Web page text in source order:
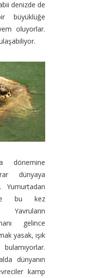
denizde de
büyüklüğe
oluyorlar.
dönemine
dünyaya
Yumurtadan
bu kez
Yavruların
gelince
yasak, ışık
dünyanın
kamp